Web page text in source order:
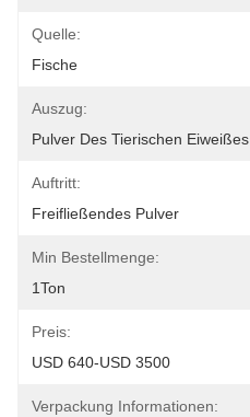
Quelle:
Fische
Auszug:
Pulver Des Tierischen Eiweißes
Auftritt:
Freifließendes Pulver
Min Bestellmenge:
1Ton
Preis:
USD 640-USD 3500
Verpackung Informationen: